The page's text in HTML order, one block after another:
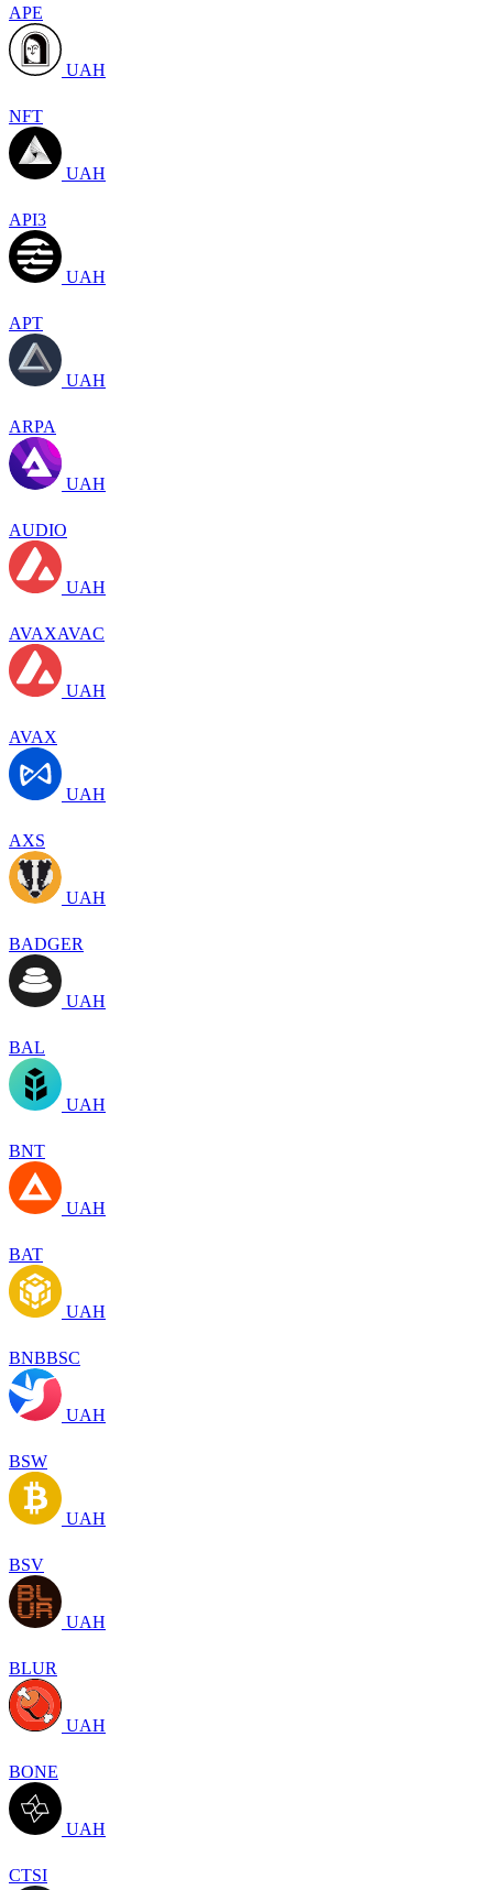
APE
UAH
NFT
UAH
API3
UAH
APT
UAH
ARPA
UAH
AUDIO
UAH
AVAXAVAC
UAH
AVAX
UAH
AXS
UAH
BADGER
UAH
BAL
UAH
BNT
UAH
BAT
UAH
BNBBSC
UAH
BSW
UAH
BSV
UAH
BLUR
UAH
BONE
UAH
CTSI